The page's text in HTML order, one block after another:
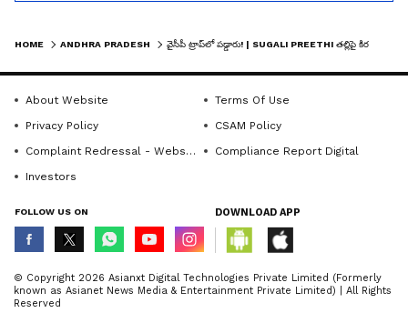
HOME ANDHRA PRADESH
About Website
Terms Of Use
Privacy Policy
CSAM Policy
Complaint Redressal - Website
Compliance Report Digital
Investors
FOLLOW US ON DOWNLOAD APP
© Copyright 2026 Asianxt Digital Technologies Private Limited (Formerly
known as Asianet News Media & Entertainment Private Limited) | All Rights
Reserved